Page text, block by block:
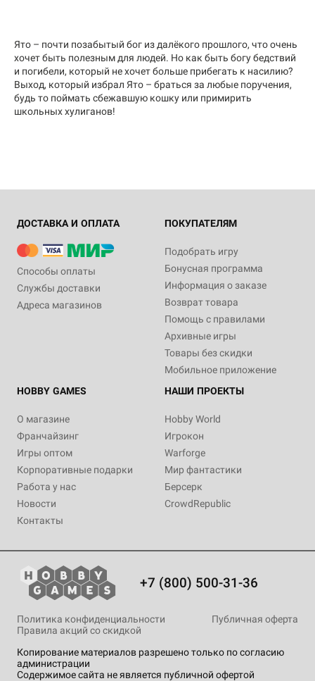
Ято – почти позабытый бог из далёкого прошлого, что очень
хочет быть полезным для людей. Но как быть богу бедствий
и погибели, который не хочет больше прибегать к насилию?
Выход, который избрал Ято – браться за любые поручения,
будь то поймать сбежавшую кошку или примирить
школьных хулиганов!
ДОСТАВКА И ОПЛАТА
Способы оплаты
Службы доставки
Адреса магазинов
ПОКУПАТЕЛЯМ
Подобрать игру
Бонусная программа
Информация о заказе
Возврат товара
Помощь с правилами
Архивные игры
Товары без скидки
Мобильное приложение
HOBBY GAMES
О магазине
Франчайзинг
Игры оптом
Корпоративные подарки
Работа у нас
Новости
Контакты
НАШИ ПРОЕКТЫ
Hobby World
Игрокон
Warforge
Мир фантастики
Берсерк
CrowdRepublic
+7 (800) 500-31-36
Копирование материалов разрешено только по согласию
администрации
Содержимое сайта не является публичной офертой
Политика конфиденциальности
Публичная оферта
Правила акций со скидкой